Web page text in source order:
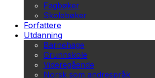
Fagbøker
Skolebøker
Forfattere
Utdanning
Barnehage
Grunnskole
Videregående
Norsk som andrespråk